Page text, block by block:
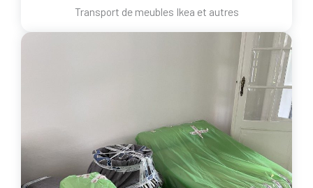
Transport de meubles Ikea et autres